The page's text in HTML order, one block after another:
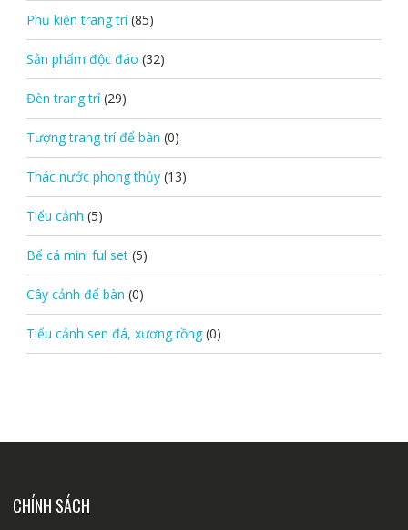
Phụ kiện trang trí (85)
Sản phẩm độc đáo (32)
Đèn trang trí (29)
Tượng trang trí để bàn (0)
Thác nước phong thủy (13)
Tiểu cảnh (5)
Bể cá mini ful set (5)
Cây cảnh để bàn (0)
Tiểu cảnh sen đá, xương rồng (0)
CHÍNH SÁCH